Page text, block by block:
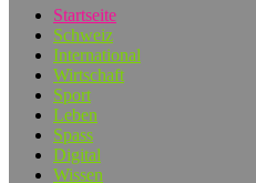
Startseite
Schweiz
International
Wirtschaft
Sport
Leben
Spass
Digital
Wissen